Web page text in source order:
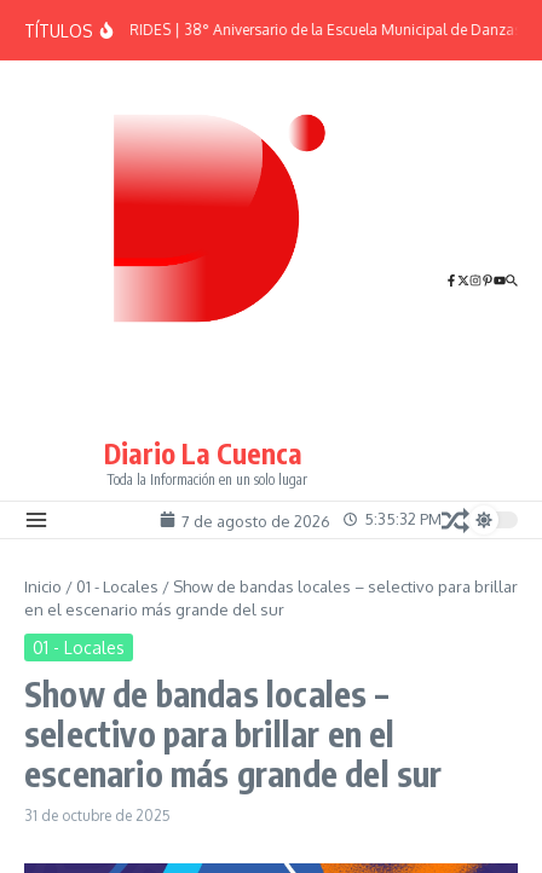
TÍTULOSEFEMÉRIDES | 38° Aniversario de la Escuela Municipal de Danzas “El
Diario La Cuenca
Toda la Información en un solo lugar
7 de agosto de 2026 5:35:33 PM
Inicio / 01 - Locales / Show de bandas locales – selectivo para brillar
en el escenario más grande del sur
01 - Locales
Show de bandas locales –
selectivo para brillar en el
escenario más grande del sur
31 de octubre de 2025